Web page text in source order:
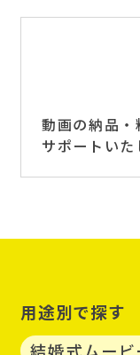
動画の納品・
サポートいた
用途別で探す